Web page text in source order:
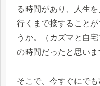
る時間があり、人生
行くまで接すること
うか。（カズマと自
の時間だったと思いま
そこで、今すぐにで